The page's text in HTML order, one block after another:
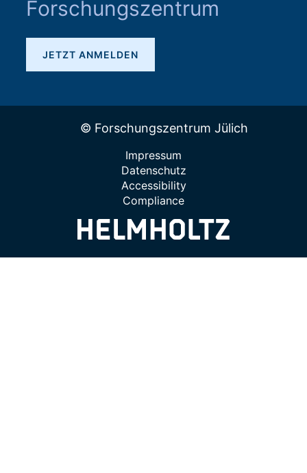
Forschungszentrum
JETZT ANMELDEN
© Forschungszentrum Jülich
Impressum
Datenschutz
Accessibility
Compliance